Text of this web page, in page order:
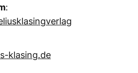
:
klasing.de